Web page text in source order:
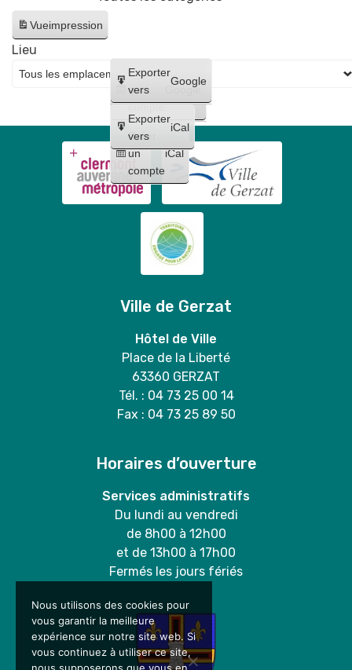
Vueimpression
Créer
un
compte
Google
Créer
un
compte
iCal
Exporter
vers
Google
Exporter
vers
iCal
Lieu
Ville de Gerzat
Hôtel de Ville
Place de la Liberté
63360 GERZAT
Tél. : 04 73 25 00 14
Fax : 04 73 25 89 50
Horaires d’ouverture
Services administratifs
Du lundi au vendredi
de 8h00 à 12h00
et de 13h00 à 17h00
Fermés les jours fériés
Nous utilisons des cookies pour
vous garantir la meilleure
expérience sur notre site web. Si
vous continuez à utiliser ce site,